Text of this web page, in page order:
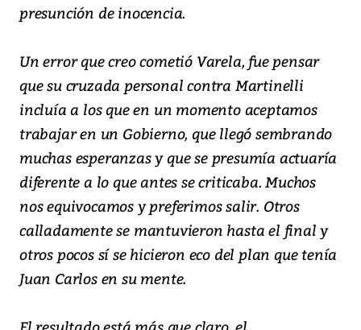
presunción de inocencia.
Un error que creo cometió Varela, fue pensar
que su cruzada personal contra Martinelli
incluía a los que en un momento aceptamos
trabajar en un Gobierno, que llegó sembrando
muchas esperanzas y que se presumía actuaría
diferente a lo que antes se criticaba. Muchos
nos equivocamos y preferimos salir. Otros
calladamente se mantuvieron hasta el final y
otros pocos sí se hicieron eco del plan que tenía
Juan Carlos en su mente.